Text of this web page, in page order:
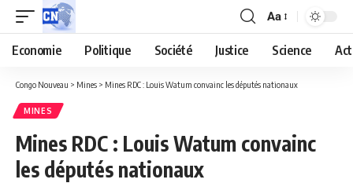
Aa
Economie Politique Société Justice Science
Congo Nouveau > Mines > Mines RDC : Louis Watum convainc les députés nationaux
MINES
Mines RDC : Louis Watum convainc
les députés nationaux